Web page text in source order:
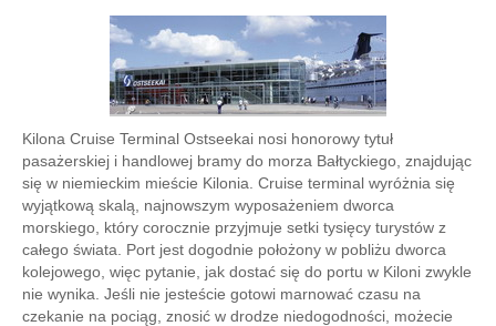
Kilona Cruise Terminal Ostseekai nosi honorowy tytuł
pasażerskiej i handlowej bramy do morza Bałtyckiego, znajdując
się w niemieckim mieście Kilonia. Cruise terminal wyróżnia się
wyjątkową skalą, najnowszym wyposażeniem dworca
morskiego, który corocznie przyjmuje setki tysięcy turystów z
całego świata. Port jest dogodnie położony w pobliżu dworca
kolejowego, więc pytanie, jak dostać się do portu w Kiloni zwykle
nie wynika. Jeśli nie jesteście gotowi marnować czasu na
czekanie na pociąg, znosić w drodze niedogodności, możecie